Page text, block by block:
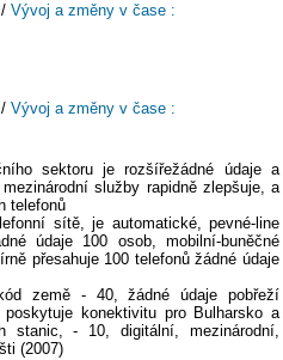
/ Vývoj a změny v čase :
/ Vývoj a změny v čase :
sektoru je rozšířežádné údaje a
služby rapidně zlepšuje, a
telefonů
sítě, je automatické, pevné-line
údaje 100 osob, mobilní-buněčné
přesahuje 100 telefonů žádné údaje
země - 40, žádné údaje pobřeží
konektivitu pro Bulharsko a
stanic, - 10, digitální, mezinárodní,
(2007)